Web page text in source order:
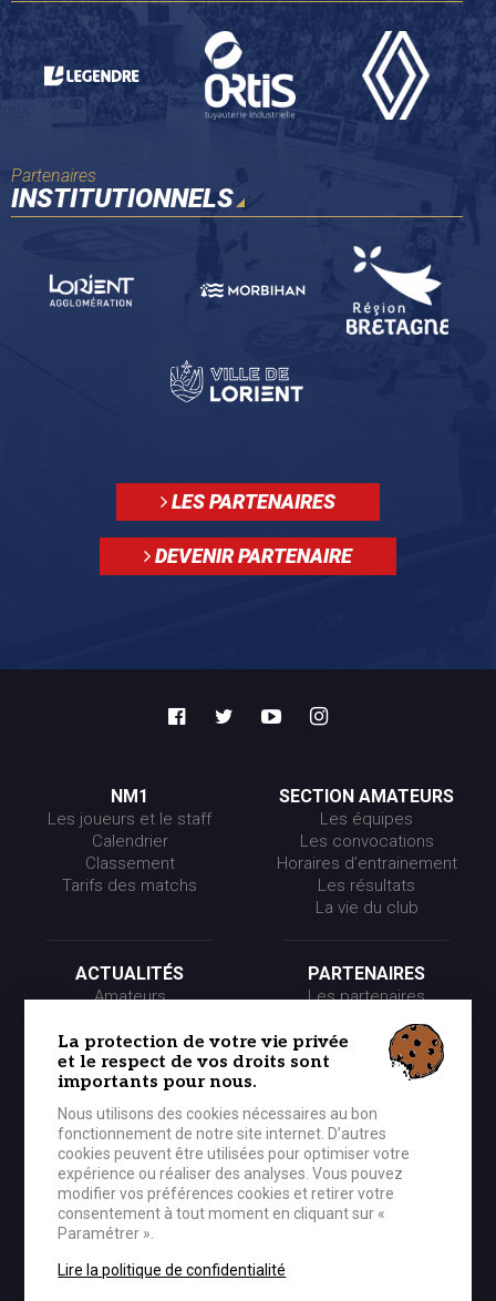
Partenaires
INSTITUTIONNELS
LES PARTENAIRES
DEVENIR PARTENAIRE
NM1
Les joueurs et le staff
Calendrier
Classement
Tarifs des matchs
SECTION AMATEURS
Les équipes
Les convocations
Horaires d’entrainement
Les résultats
La vie du club
ACTUALITÉS
Amateurs
Presse
Partenaires
PARTENAIRES
Les partenaires
Les offres partenaires
LE CLUB
Historique
Organigramme
MÉDIA
Photos
Vidéos
BOUTIQUE OFFICIELLE
La protection de votre vie privée
et le respect de vos droits sont
importants pour nous.
Nous utilisons des cookies nécessaires au bon
fonctionnement de notre site internet. D’autres
cookies peuvent être utilisées pour optimiser votre
expérience ou réaliser des analyses. Vous pouvez
modifier vos préférences cookies et retirer votre
consentement à tout moment en cliquant sur «
Paramétrer ».
Lire la politique de confidentialité